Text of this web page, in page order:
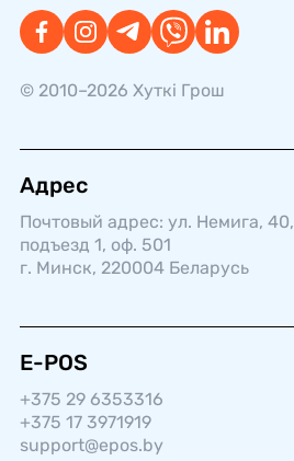
Адрес
Почтовый адрес: ул. Немига, 40,
подъезд 1, оф. 501
г. Минск, 220004 Беларусь
E-POS
+375 29 6353316
+375 17 3971919
support@epos.by
© 2010–2026 Хуткi Грош